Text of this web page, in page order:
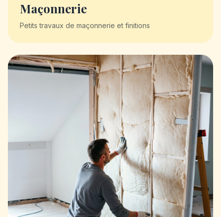
Maçonnerie
Petits travaux de maçonnerie et finitions